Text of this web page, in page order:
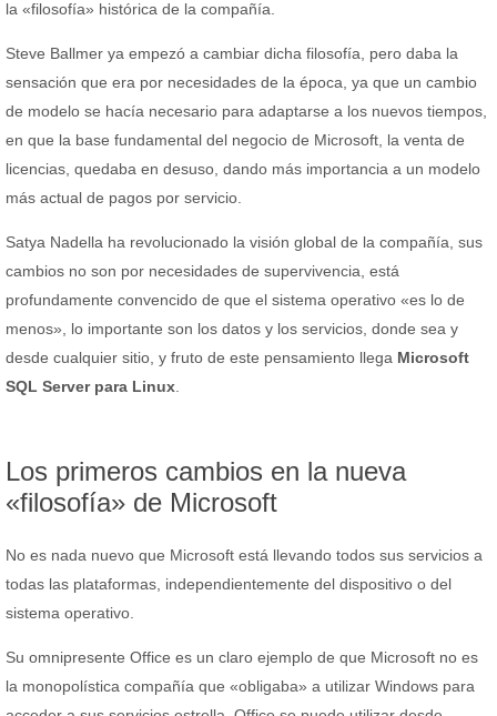
la «filosofía» histórica de la compañía.
Steve Ballmer ya empezó a cambiar dicha filosofía, pero daba la
sensación que era por necesidades de la época, ya que un cambio
de modelo se hacía necesario para adaptarse a los nuevos tiempos,
en que la base fundamental del negocio de Microsoft, la venta de
licencias, quedaba en desuso, dando más importancia a un modelo
más actual de pagos por servicio.
Satya Nadella ha revolucionado la visión global de la compañía, sus
cambios no son por necesidades de supervivencia, está
profundamente convencido de que el sistema operativo «es lo de
menos», lo importante son los datos y los servicios, donde sea y
desde cualquier sitio, y fruto de este pensamiento llega Microsoft
SQL Server para Linux
Los primeros cambios en la nueva
«filosofía» de Microsoft
No es nada nuevo que Microsoft está llevando todos sus servicios a
todas las plataformas, independientemente del dispositivo o del
sistema operativo.
Su omnipresente Office es un claro ejemplo de que Microsoft no es
la monopolística compañía que «obligaba» a utilizar Windows para